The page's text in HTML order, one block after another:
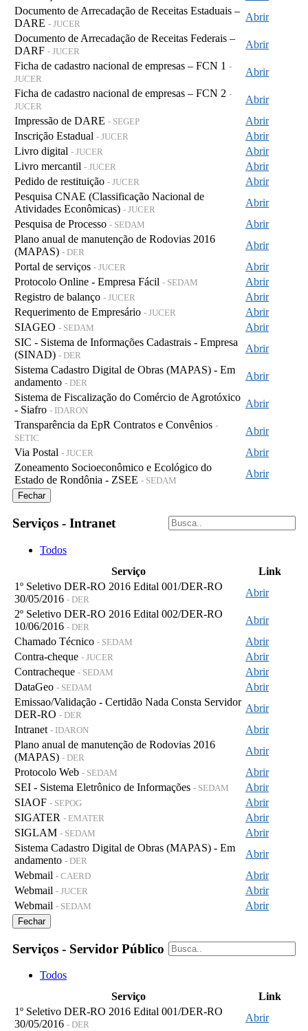
Documento de Arrecadação de Receitas Estaduais –
DARE - JUCER
Abrir
Documento de Arrecadação de Receitas Federais –
DARF - JUCER
Abrir
Ficha de cadastro nacional de empresas – FCN 1 -
JUCER
Abrir
Ficha de cadastro nacional de empresas – FCN 2 -
JUCER
Abrir
Impressão de DARE - SEGEP
Abrir
Inscrição Estadual - JUCER
Abrir
Livro digital - JUCER
Abrir
Livro mercantil - JUCER
Abrir
Pedido de restituição - JUCER
Abrir
Pesquisa CNAE (Classificação Nacional de
Atividades Econômicas) - JUCER
Abrir
Pesquisa de Processo - SEDAM
Abrir
Plano anual de manutenção de Rodovias 2016
(MAPAS) - DER
Abrir
Portal de serviços - JUCER
Abrir
Protocolo Online - Empresa Fácil - SEDAM
Abrir
Registro de balanço - JUCER
Abrir
Requerimento de Empresário - JUCER
Abrir
SIAGEO - SEDAM
Abrir
SIC - Sistema de Informações Cadastrais - Empresa
(SINAD) - DER
Abrir
Sistema Cadastro Digital de Obras (MAPAS) - Em
andamento - DER
Abrir
Sistema de Fiscalização do Comércio de Agrotóxico
- Siafro - IDARON
Abrir
Transparência da EpR Contratos e Convênios -
SETIC
Abrir
Via Postal - JUCER
Abrir
Zoneamento Socioeconômico e Ecológico do
Estado de Rondônia - ZSEE - SEDAM
Abrir
Fechar
Serviços - Intranet
Todos
Serviço
Link
1º Seletivo DER-RO 2016 Edital 001/DER-RO
30/05/2016 - DER
Abrir
2º Seletivo DER-RO 2016 Edital 002/DER-RO
10/06/2016 - DER
Abrir
Chamado Técnico - SEDAM
Abrir
Contra-cheque - JUCER
Abrir
Contracheque - SEDAM
Abrir
DataGeo - SEDAM
Abrir
Emissao/Validação - Certidão Nada Consta Servidor
DER-RO - DER
Abrir
Intranet - IDARON
Abrir
Plano anual de manutenção de Rodovias 2016
(MAPAS) - DER
Abrir
Protocolo Web - SEDAM
Abrir
SEI - Sistema Eletrônico de Informações - SEDAM
Abrir
SIAOF - SEPOG
Abrir
SIGATER - EMATER
Abrir
SIGLAM - SEDAM
Abrir
Sistema Cadastro Digital de Obras (MAPAS) - Em
andamento - DER
Abrir
Webmail - CAERD
Abrir
Webmail - JUCER
Abrir
Webmail - SEDAM Abrir
Fechar
Serviços - Servidor Público
Todos
Serviço
Link
1º Seletivo DER-RO 2016 Edital 001/DER-RO
30/05/2016 - DER
Abrir